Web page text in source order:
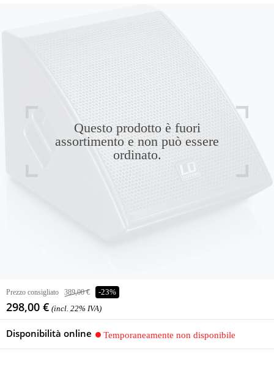
Questo prodotto è fuori
assortimento e non può essere
ordinato.
Prezzo consigliato 389,00 € -23%
298,00 € (incl. 22% IVA)
Disponibilità online Temporaneamente non disponibile